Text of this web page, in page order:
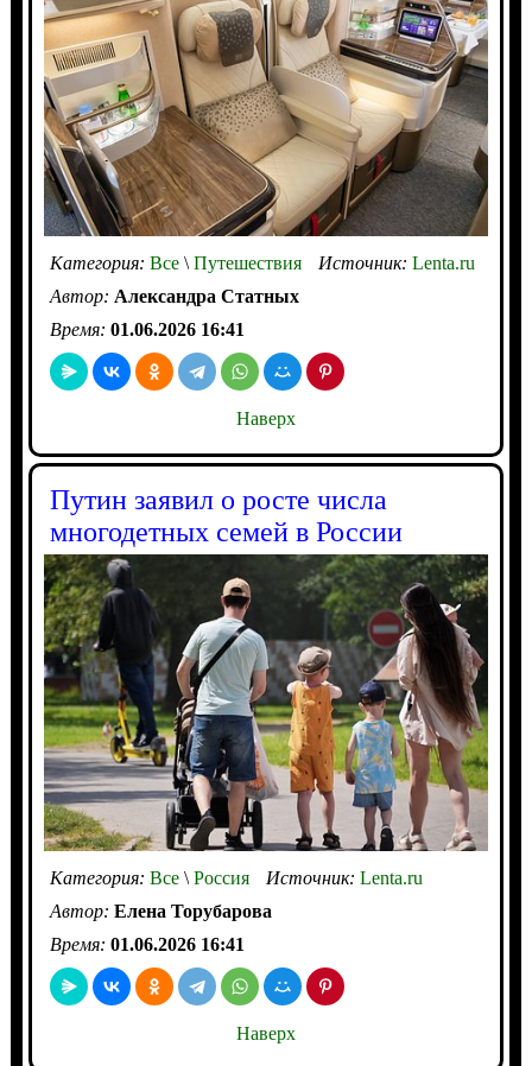
Категория: Все\Путешествия Источник: Lenta.ru
Автор: Александра Статных
Время: 01.06.2026 16:41
Наверх
Путин заявил о росте числа
многодетных семей в России
Категория: Все\Россия Источник: Lenta.ru
Автор: Елена Торубарова
Время: 01.06.2026 16:41
Наверх